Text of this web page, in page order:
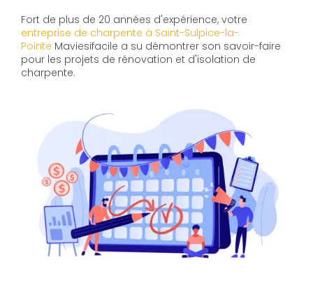
Fort de plus de 20 années d'expérience, votre
entreprise de charpente à Saint-Sulpice-la-
Pointe Maviesifacile a su démontrer son savoir-faire
pour les projets de rénovation et d'isolation de
charpente.